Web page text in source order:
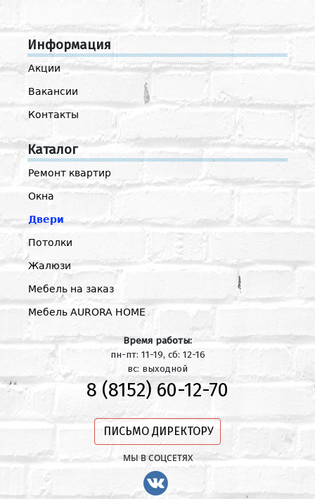
Информация
Акции
Вакансии
Контакты
Каталог
Ремонт квартир
Окна
Двери
Потолки
Жалюзи
Мебель на заказ
Мебель AURORA HOME
Время работы:
пн-пт: 11-19, сб: 12-16
вс: выходной
8 (8152) 60-12-70
ПИСЬМО ДИРЕКТОРУ
МЫ В СОЦСЕТЯХ